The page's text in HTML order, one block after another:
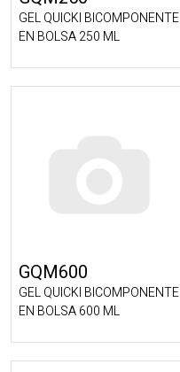
GEL QUICKI BICOMPONENTE
EN BOLSA 250 ML
GQM600
GEL QUICKI BICOMPONENTE
EN BOLSA 600 ML